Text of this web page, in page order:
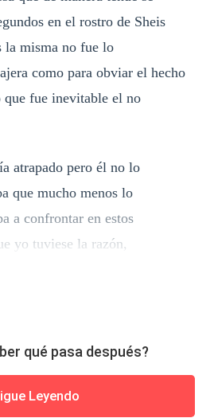
en el rostro de Sheis
la misma no fue lo
como para obviar el hecho
que fue inevitable el no
atrapado pero él no lo
que mucho menos lo
a confrontar en estos
yo tuviese la razón,
qué pasa después?
Leyendo